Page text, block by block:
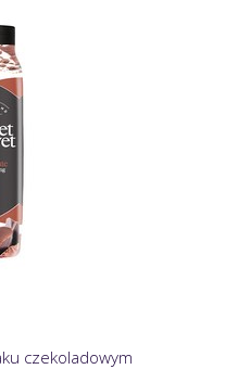
czekoladowym